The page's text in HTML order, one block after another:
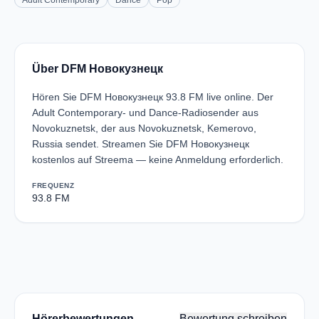
Über DFM Новокузнецк
Hören Sie DFM Новокузнецк 93.8 FM live online. Der
Adult Contemporary- und Dance-Radiosender aus
Novokuznetsk, der aus Novokuznetsk, Kemerovo,
Russia sendet. Streamen Sie DFM Новокузнецк
kostenlos auf Streema — keine Anmeldung erforderlich.
FREQUENZ
93.8 FM